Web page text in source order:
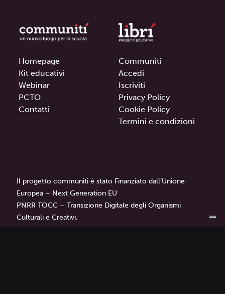
Homepage
Kit educativi
Webinar
PCTO
Contatti
Communitì
Accedi
Iscriviti
Privacy Policy
Cookie Policy
Termini e condizioni
Il progetto communitì è stato Finanziato dall’Unione
Europea – Next Generation EU
PNRR TOCC – Transizione Digitale degli Organismi
Culturali e Creativi.